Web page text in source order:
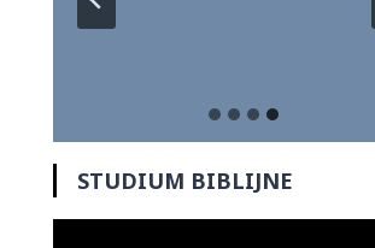
STUDIUM BIBLIJNE